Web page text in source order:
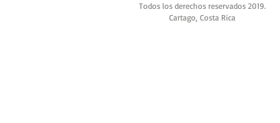
Todos los derechos reservados 2019.
Cartago, Costa Rica